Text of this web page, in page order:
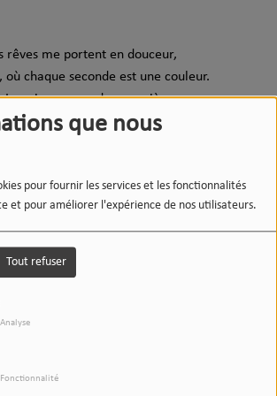
que nous
pour fournir les services et les fonctionnalités
et pour améliorer l'expérience de nos utilisateurs.
Tout refuser
rêves me portent en douceur,
chaque seconde est une couleur.
jamais ne regarde en arrière,
vie, chaque page est une frontière.